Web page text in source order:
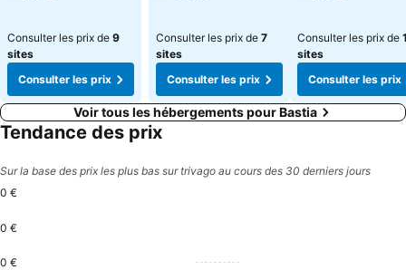
Consulter les prix de 9
sites
Consulter les prix
Consulter les prix de 7
sites
Consulter les prix
Consulter les prix de
sites
Consulter les prix
Voir tous les hébergements pour Bastia
Tendance des prix
Sur la base des prix les plus bas sur trivago au cours des 30 derniers jours
0 €
0 €
0 €